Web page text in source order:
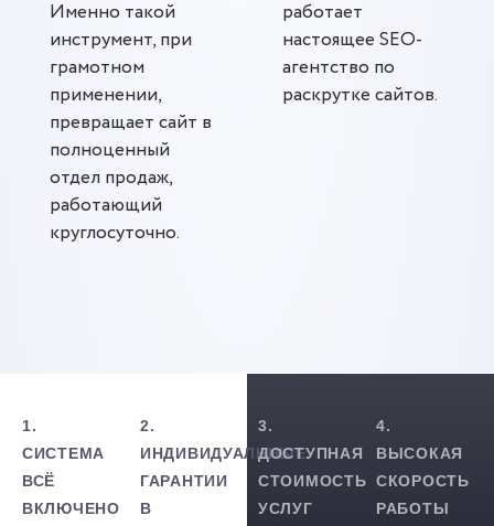
Именно такой
инструмент, при
грамотном
применении,
превращает сайт в
полноценный
отдел продаж,
работающий
круглосуточно.
работает
настоящее SEO-
агентство по
раскрутке сайтов.
1.
СИСТЕМА
ВСЁ
ВКЛЮЧЕНО
2.
ИНДИВИДУАЛЬНЫЕ
ГАРАНТИИ
В
3.
ДОСТУПНАЯ
СТОИМОСТЬ
УСЛУГ
4.
ВЫСОКАЯ
СКОРОСТЬ
РАБОТЫ